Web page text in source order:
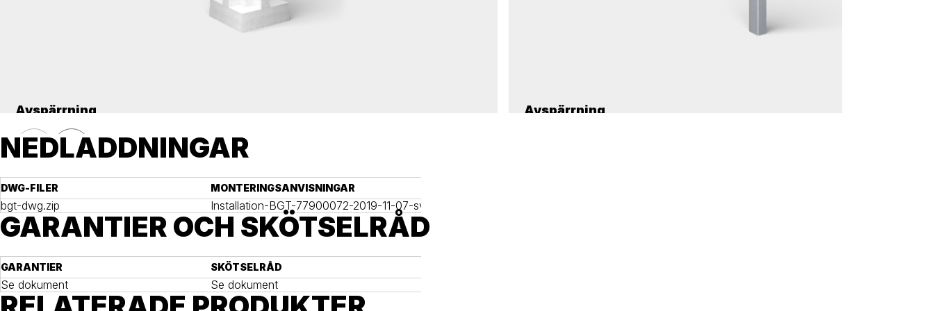
Avspärrning Avspärrning
NEDLADDNINGAR
DWG-FILER
bgt-dwg.zip
MONTERINGSANVISNINGAR
Installation-BGT-77900072-2019-11-07-sv.pdf (1)
GARANTIER OCH SKÖTSELRÅD
GARANTIER
Se dokument
SKÖTSELRÅD
Se dokument